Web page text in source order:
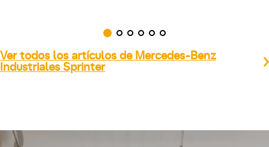
Ver todos los artículos de Mercedes-Benz
Industriales Sprinter